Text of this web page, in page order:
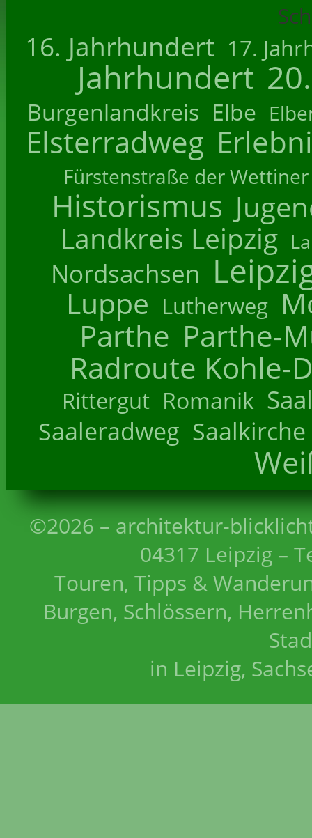
16. Jahrhundert 17.
Jahrhundert
Burgenlandkreis Elbe
Elsterradweg
Fürstenstraße der Wettiner
Historismus
Landkreis Leipzig
Nordsachsen
Luppe Lutherweg
Parthe Parthe-
Radroute Kohle-
Rittergut Romanik
Saaleradweg Saalkirche
©2026 – architektur-
04317 Leipzig –
Touren, Tipps &
Burgen, Schlössern,
in Leipzig,